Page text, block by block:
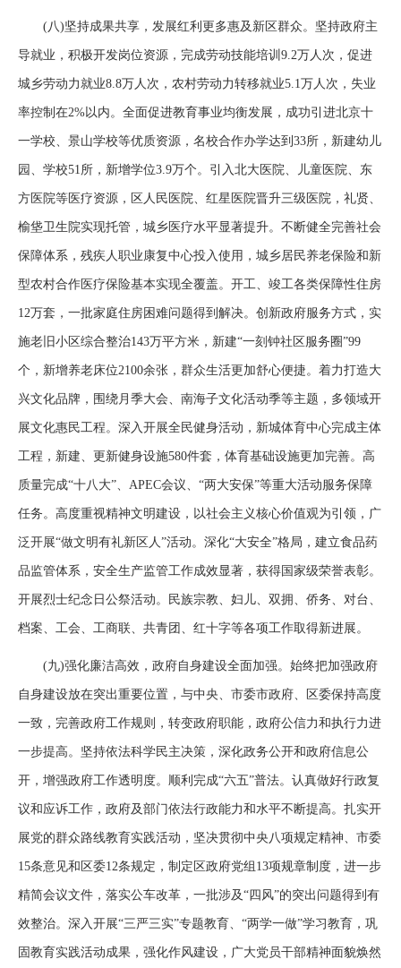
(八)坚持成果共享，发展红利更多惠及新区群众。坚持政府主
导就业，积极开发岗位资源，完成劳动技能培训9.2万人次，促进
城乡劳动力就业8.8万人次，农村劳动力转移就业5.1万人次，失业
率控制在2%以内。全面促进教育事业均衡发展，成功引进北京十
一学校、景山学校等优质资源，名校合作办学达到33所，新建幼儿
园、学校51所，新增学位3.9万个。引入北大医院、儿童医院、东
方医院等医疗资源，区人民医院、红星医院晋升三级医院，礼贤、
榆垡卫生院实现托管，城乡医疗水平显著提升。不断健全完善社会
保障体系，残疾人职业康复中心投入使用，城乡居民养老保险和新
型农村合作医疗保险基本实现全覆盖。开工、竣工各类保障性住房
12万套，一批家庭住房困难问题得到解决。创新政府服务方式，实
施老旧小区综合整治143万平方米，新建“一刻钟社区服务圈”99
个，新增养老床位2100余张，群众生活更加舒心便捷。着力打造大
兴文化品牌，围绕月季大会、南海子文化活动季等主题，多领域开
展文化惠民工程。深入开展全民健身活动，新城体育中心完成主体
工程，新建、更新健身设施580件套，体育基础设施更加完善。高
质量完成“十八大”、APEC会议、“两大安保”等重大活动服务保障
任务。高度重视精神文明建设，以社会主义核心价值观为引领，广
泛开展“做文明有礼新区人”活动。深化“大安全”格局，建立食品药
品监管体系，安全生产监管工作成效显著，获得国家级荣誉表彰。
开展烈士纪念日公祭活动。民族宗教、妇儿、双拥、侨务、对台、
档案、工会、工商联、共青团、红十字等各项工作取得新进展。
(九)强化廉洁高效，政府自身建设全面加强。始终把加强政府
自身建设放在突出重要位置，与中央、市委市政府、区委保持高度
一致，完善政府工作规则，转变政府职能，政府公信力和执行力进
一步提高。坚持依法科学民主决策，深化政务公开和政府信息公
开，增强政府工作透明度。顺利完成“六五”普法。认真做好行政复
议和应诉工作，政府及部门依法行政能力和水平不断提高。扎实开
展党的群众路线教育实践活动，坚决贯彻中央八项规定精神、市委
15条意见和区委12条规定，制定区政府党组13项规章制度，进一步
精简会议文件，落实公车改革，一批涉及“四风”的突出问题得到有
效整治。深入开展“三严三实”专题教育、“两学一做”学习教育，巩
固教育实践活动成果，强化作风建设，广大党员干部精神面貌焕然